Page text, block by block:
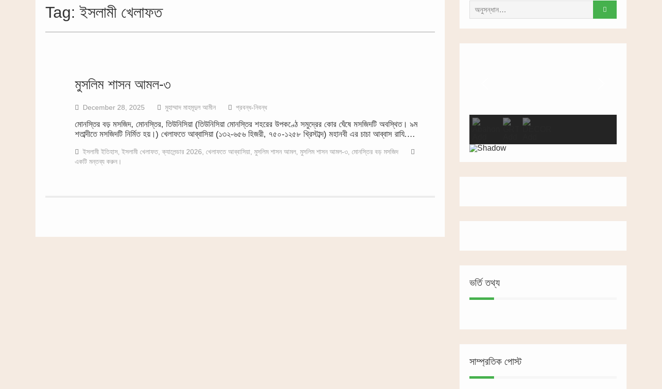
Tag:ইসলামী খেলাফত
মুসলিম শাসন আমল-৩
December 28, 2025 মুহাম্মাদ মাহমূদুল আমীন প্রবন্ধ-নিবন্ধ
মোনস্তির বড় মসজিদ, মোনস্তির, তিউনিসিয়া (তিউনিসিয়া মোনস্তির শহরের উপকণ্ঠে সমুদ্রের কোর ঘেঁষে মসজিদটি অবস্থিত। ৯ম
শতাব্দীতে মসজিদটি নির্মিত হয়।) খেলাফতে আব্বাসিয়া (১৩২-৬৫৬ হিজরী, ৭৫০-১২৫৮ খ্রিস্টাব্দ) মহানবী এর চাচা আব্বাস রাযি.…
ইসলামী ইতিহাস ইসলামী খেলাফত,ক্যালেন্ডার 2026 খেলাফতে আব্বাসিয়া মুসলিম শাসন আমল মুসলিম শাসন আমল-৩ মোনস্তির বড় মসজিদ
একটি মন্তব্য করুন।
করাঃ
ভর্তি তথ্য
সাম্প্রতিক পোস্ট